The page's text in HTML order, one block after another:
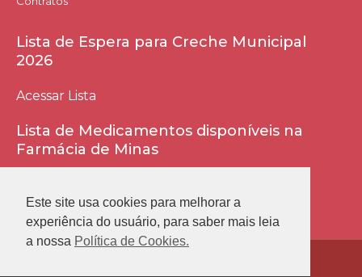
Lista de Espera para Creche Municipal
2026
Acessar Lista
Lista de Medicamentos disponíveis na
Farmácia de Minas
Este site usa cookies para melhorar a
experiência do usuário, para saber mais leia
a nossa Política de Cookies.